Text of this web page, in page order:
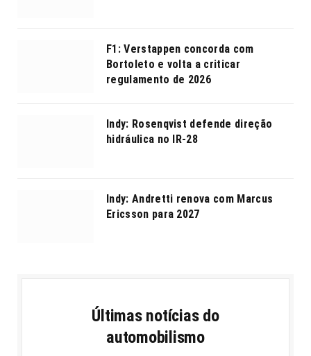
F1: Verstappen concorda com
Bortoleto e volta a criticar
regulamento de 2026
Indy: Rosenqvist defende direção
hidráulica no IR-28
Indy: Andretti renova com Marcus
Ericsson para 2027
Últimas notícias do
automobilismo